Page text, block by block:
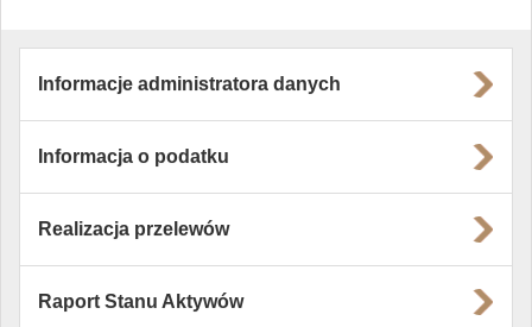
Informacje administratora danych
Informacja o podatku
Realizacja przelewów
Raport Stanu Aktywów